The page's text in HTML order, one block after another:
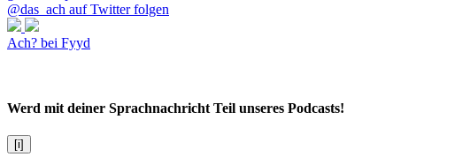
@das_ach auf Twitter folgen
Ach? bei Fyyd
Werd mit deiner Sprachnachricht Teil unseres Podcasts!
[i]